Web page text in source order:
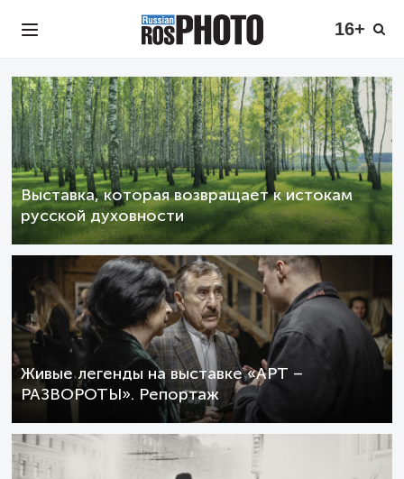
16+
Выставка, которая возвращает к истокам
русской духовности
Живые легенды на выставке «АРТ –
РАЗВОРОТЫ». Репортаж